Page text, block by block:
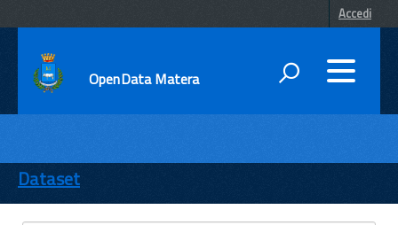
Accedi
OpenData Matera
ENTI
TEMI
Dataset